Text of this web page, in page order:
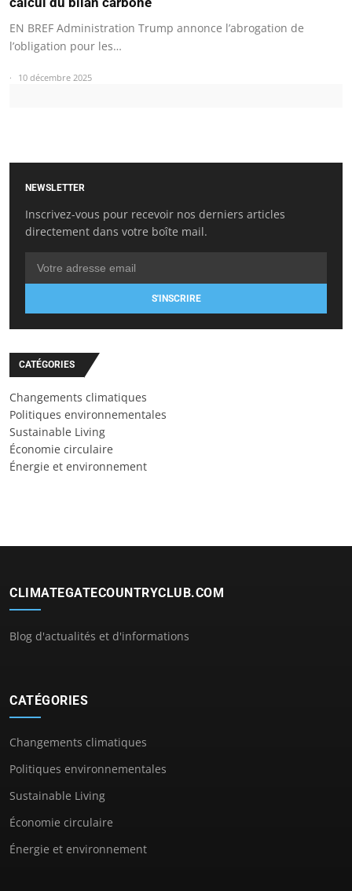
EN BREF Administration Trump annonce l’abrogation de
l’obligation pour les…
10 décembre 2025
NEWSLETTER
Inscrivez-vous pour recevoir nos derniers articles
directement dans votre boîte mail.
S'INSCRIRE
CATÉGORIES
Changements climatiques
Politiques environnementales
Sustainable Living
Économie circulaire
Énergie et environnement
CLIMATEGATECOUNTRYCLUB.COM
Blog d'actualités et d'informations
CATÉGORIES
Changements climatiques
Politiques environnementales
Sustainable Living
Économie circulaire
Énergie et environnement